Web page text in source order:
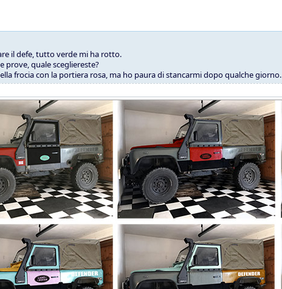
il defe, tutto verde mi ha rotto.
prove, quale scegliereste?
frocia con la portiera rosa, ma ho paura di stancarmi dopo qualche giorno.